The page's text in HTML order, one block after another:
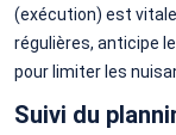
(exécution) est
régulières, anticipe
pour limiter les
Suivi du